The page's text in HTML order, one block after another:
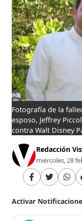
Fotografía de la
esposo, Jeffrey
contra Walt Disney
Redacción
miércoles, 28
Activar